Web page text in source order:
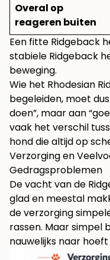
Overal op
reageren buiten
Een fitte Ridgeback
stabiele Ridgeback
beweging.
Wie het Rhodesian
begeleiden, moet
doen”, maar aan
vaak het verschil
hond die altijd op
Verzorging en
Gedragsproblemen
De vacht van de
glad en meestal
de verzorging
rassen. Maar simpel
nauwelijks naar hoeft